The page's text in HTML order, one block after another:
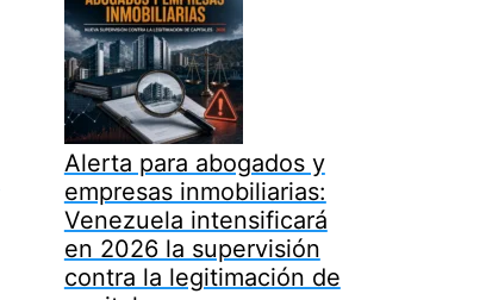
Alerta para abogados y
empresas inmobiliarias:
Venezuela intensificará
en 2026 la supervisión
contra la legitimación de